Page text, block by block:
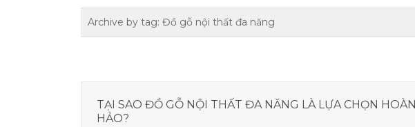
Archive by tag: Đồ gỗ nội thất đa năng
TẠI SAO ĐỒ GỖ NỘI THẤT ĐA NĂNG LÀ LỰA CHỌN HOÀN
HẢO?